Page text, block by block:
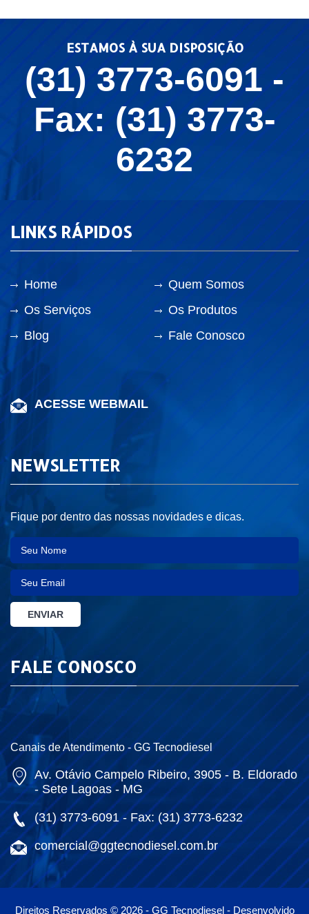
ESTAMOS À SUA DISPOSIÇÃO
(31) 3773-6091 -
Fax: (31) 3773-
6232
LINKS RÁPIDOS
Home
Quem Somos
Os Serviços
Os Produtos
Blog
Fale Conosco
ACESSE WEBMAIL
NEWSLETTER
Fique por dentro das nossas novidades e dicas.
FALE CONOSCO
Canais de Atendimento - GG Tecnodiesel
Av. Otávio Campelo Ribeiro, 3905 - B. Eldorado
- Sete Lagoas - MG
(31) 3773-6091 - Fax: (31) 3773-6232
comercial@ggtecnodiesel.com.br
Direitos Reservados © 2026 - GG Tecnodiesel - Desenvolvido